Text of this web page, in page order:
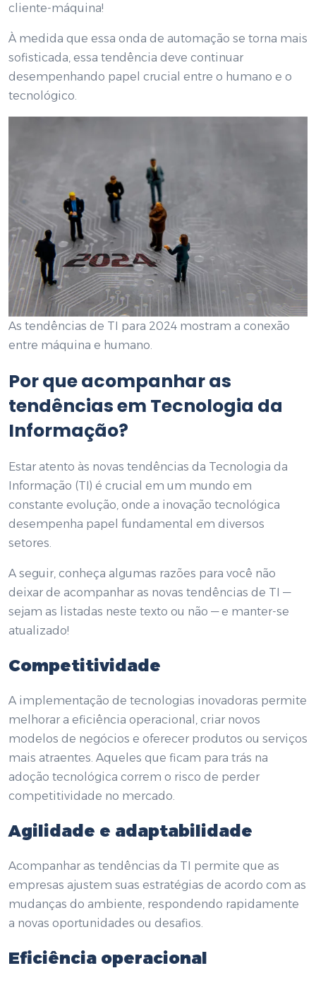
cliente-máquina!
À medida que essa onda de automação se torna mais
sofisticada, essa tendência deve continuar
desempenhando papel crucial entre o humano e o
tecnológico.
As tendências de TI para 2024 mostram a conexão
entre máquina e humano.
Por que acompanhar as
tendências em Tecnologia da
Informação?
Estar atento às novas tendências da Tecnologia da
Informação (TI) é crucial em um mundo em
constante evolução, onde a inovação tecnológica
desempenha papel fundamental em diversos
setores.
A seguir, conheça algumas razões para você não
deixar de acompanhar as novas tendências de TI —
sejam as listadas neste texto ou não — e manter-se
atualizado!
Competitividade
A implementação de tecnologias inovadoras permite
melhorar a eficiência operacional, criar novos
modelos de negócios e oferecer produtos ou serviços
mais atraentes. Aqueles que ficam para trás na
adoção tecnológica correm o risco de perder
competitividade no mercado.
Agilidade e adaptabilidade
Acompanhar as tendências da TI permite que as
empresas ajustem suas estratégias de acordo com as
mudanças do ambiente, respondendo rapidamente
a novas oportunidades ou desafios.
Eficiência operacional